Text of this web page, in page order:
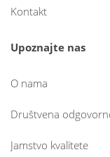
Kontakt
Upoznajte nas
O nama
Društvena
Jamstvo kvalitete